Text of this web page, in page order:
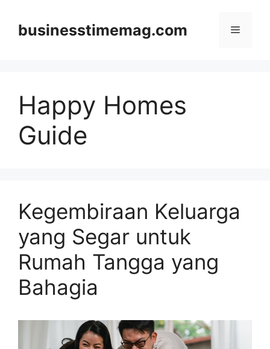
contentbusinesstimemag.com Menu
Happy Homes
Guide
Kegembiraan Keluarga
yang Segar untuk
Rumah Tangga yang
Bahagia